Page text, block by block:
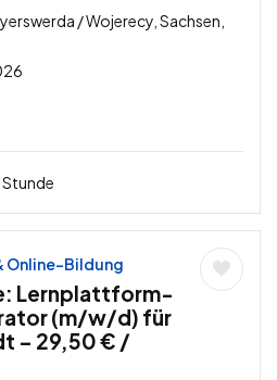
/ Wojerecy, Sachsen,
Stunde
Online-Bildung
Lernplattform-
(m/w/d) für
– 29,50 € /